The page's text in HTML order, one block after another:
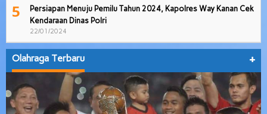
5
Persiapan Menuju Pemilu Tahun 2024, Kapolres Way Kanan Cek
Kendaraan Dinas Polri
22/01/2024
Olahraga Terbaru +